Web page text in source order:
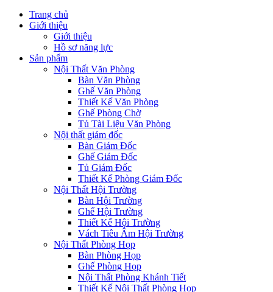
Trang chủ
Giới thiệu
Giới thiệu
Hồ sơ năng lực
Sản phẩm
Nội Thất Văn Phòng
Bàn Văn Phòng
Ghế Văn Phòng
Thiết Kế Văn Phòng
Ghế Phòng Chờ
Tủ Tài Liệu Văn Phòng
Nội thất giám đốc
Bàn Giám Đốc
Ghế Giám Đốc
Tủ Giám Đốc
Thiết Kế Phòng Giám Đốc
Nội Thất Hội Trường
Bàn Hội Trường
Ghế Hội Trường
Thiết Kế Hội Trường
Vách Tiêu Âm Hội Trường
Nội Thất Phòng Họp
Bàn Phòng Họp
Ghế Phòng Họp
Nội Thất Phòng Khánh Tiết
Thiết Kế Nội Thất Phòng Họp